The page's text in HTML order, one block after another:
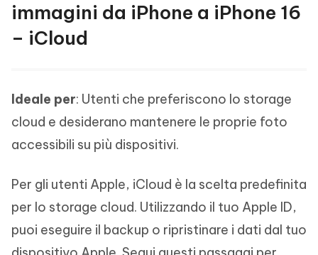
immagini da iPhone a iPhone 16
– iCloud
Ideale per: Utenti che preferiscono lo storage
cloud e desiderano mantenere le proprie foto
accessibili su più dispositivi.
Per gli utenti Apple, iCloud è la scelta predefinita
per lo storage cloud. Utilizzando il tuo Apple ID,
puoi eseguire il backup o ripristinare i dati dal tuo